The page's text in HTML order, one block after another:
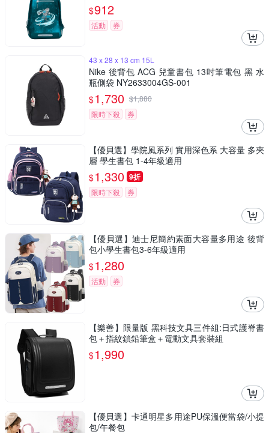
$912
活動 券
43 x 28 x 13 cm 15L
Nike 後背包 ACG 兒童書包 13吋筆電包 黑 水
瓶側袋 NY2633004GS-001
$1,730 $1,880
限時下殺
券
【優貝選】學院風系列 實用深色系 大容量 多夾
層 學生書包 1-4年級適用
$1,330 9折
限時下殺 券
【優貝選】迪士尼簡約素面大容量多用途 後背
包小學生書包3-6年級適用
$1,280
活動 券
【樂善】限量版 黑科技文具三件組:日式護脊書
包＋指紋鎖鉛筆盒＋電動文具套裝組
$1,990
【優貝選】卡通明星多用途PU保溫便當袋/小提
包/午餐包